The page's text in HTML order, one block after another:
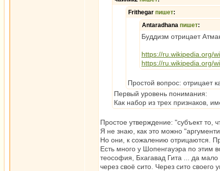
Frithegar пишет:
Antaradhana пишет:
Буддизм отрицает
https://ru.wikipedia.org/
https://ru.wikipedia.org/
Простой вопрос: отрицает
Первый уровень понимания:
Как набор из трех признаков,
Простое утверждение: "субъект то,
Я не знаю, как это можно
Но они, к сожалению отрицаются.
Есть много у Шопенгауэра по этим
теософия, Бхагавад Гита ... да мало
через своё сито. Через сито